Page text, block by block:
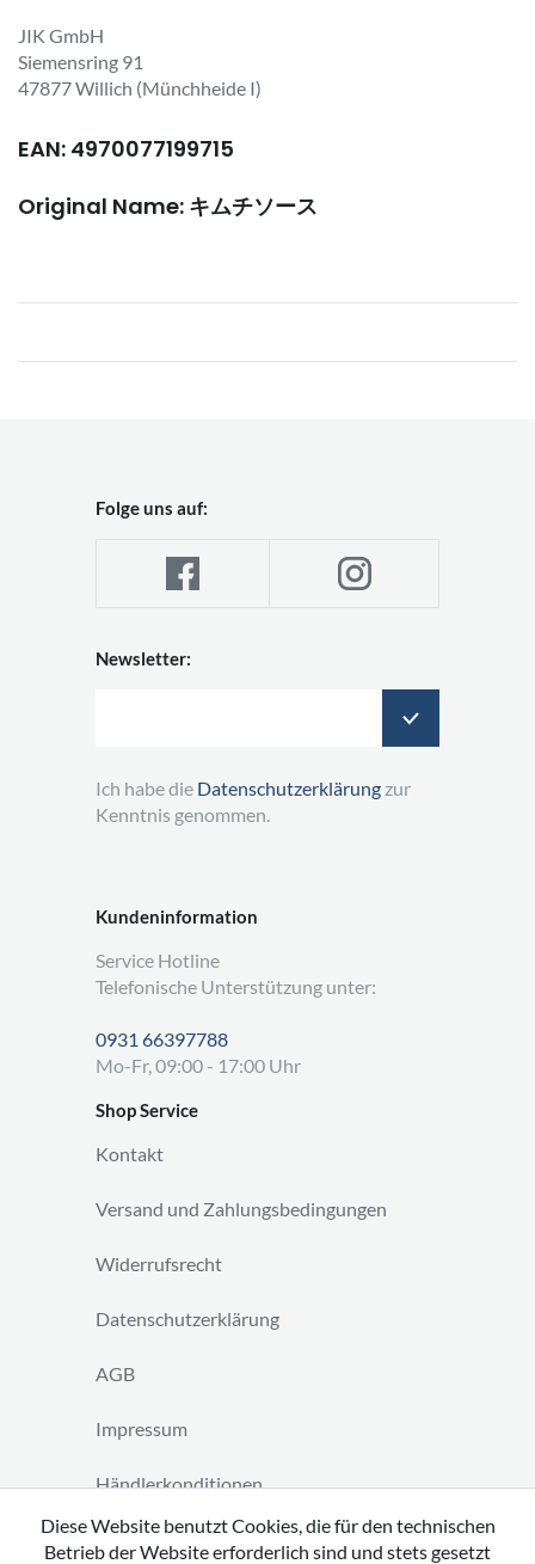
JIK GmbH
Siemensring 91
47877 Willich (Münchheide I)
EAN: 4970077199715
Original Name: キムチソース
Kundeninformation
Service Hotline
Telefonische Unterstützung unter:
0931 66397788
Mo-Fr, 09:00 - 17:00 Uhr
Shop Service
Kontakt
Versand und Zahlungsbedingungen
Widerrufsrecht
Datenschutzerklärung
AGB
Impressum
Händlerkonditionen
Vertrag widerrufen
Folge uns auf:
Newsletter:
Ich habe die Datenschutzerklärung zur
Kenntnis genommen.
Diese Website benutzt Cookies, die für den technischen
Betrieb der Website erforderlich sind und stets gesetzt